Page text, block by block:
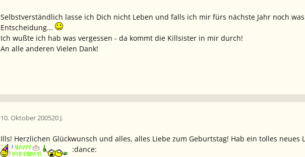
Selbstverständlich lasse ich Dich nicht Leben und falls ich mir fürs nächste Jahr noch
Entscheidung...
Ich wußte ich hab was vergessen - da kommt die Killsister in mir durch!
An alle anderen Vielen Dank!
10. Oktober 200520 J.
Ills! Herzlichen Glückwunsch und alles, alles Liebe zum Geburtstag! Hab ein tolles neues
:dance: